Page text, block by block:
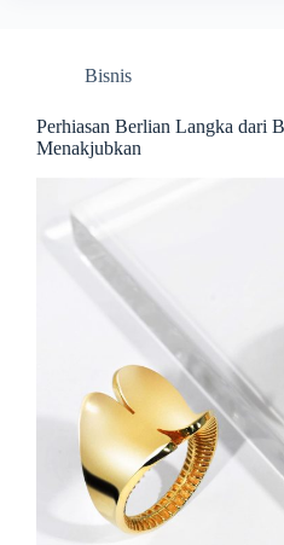
Bisnis
Perhiasan Berlian Langka dari
Menakjubkan